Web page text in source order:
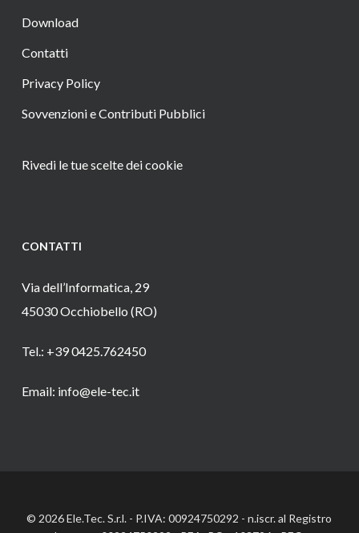
Download
Contatti
Privacy Policy
Sovvenzioni e Contributi Pubblici
Rivedi le tue scelte dei cookie
CONTATTI
Via dell’Informatica, 29
45030 Occhiobello (RO)
Tel.: +39 0425.762450
Email: info@ele-tec.it
© 2026 Ele.Tec. S.r.l. - P.IVA: 00924750292 - n.iscr. al Registro